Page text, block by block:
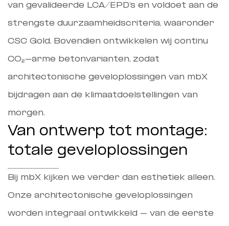
van gevalideerde LCA/EPD’s en voldoet aan de
strengste duurzaamheidscriteria, waaronder
CSC Gold. Bovendien ontwikkelen wij continu
CO₂-arme betonvarianten, zodat
architectonische geveloplossingen van mbX
bijdragen aan de klimaatdoelstellingen van
morgen.
Van ontwerp tot montage:
totale geveloplossingen
Bij mbX kijken we verder dan esthetiek alleen.
Onze architectonische geveloplossingen
worden integraal ontwikkeld – van de eerste